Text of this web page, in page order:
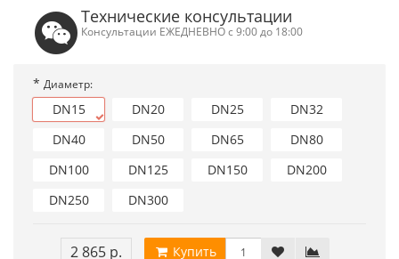
Технические консультации
Консультации ЕЖЕДНЕВНО с 9:00 до 18:00
* Диаметр:
DN15 DN20 DN25
DN32
DN40
DN50 DN65
DN80
DN100
DN125 DN150
DN200
DN250
DN300
2 865 р. Купить